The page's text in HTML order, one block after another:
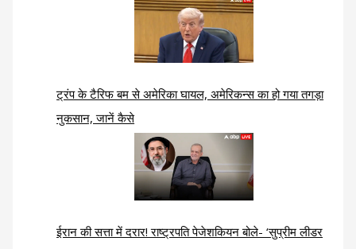
ट्रंप के टैरिफ बम से अमेरिका घायल, अमेरिकन्स का हो गया तगड़ा
नुकसान, जानें कैसे
ईरान की सत्ता में दरार! राष्ट्रपति पेजेशकियन बोले- ‘सुप्रीम लीडर